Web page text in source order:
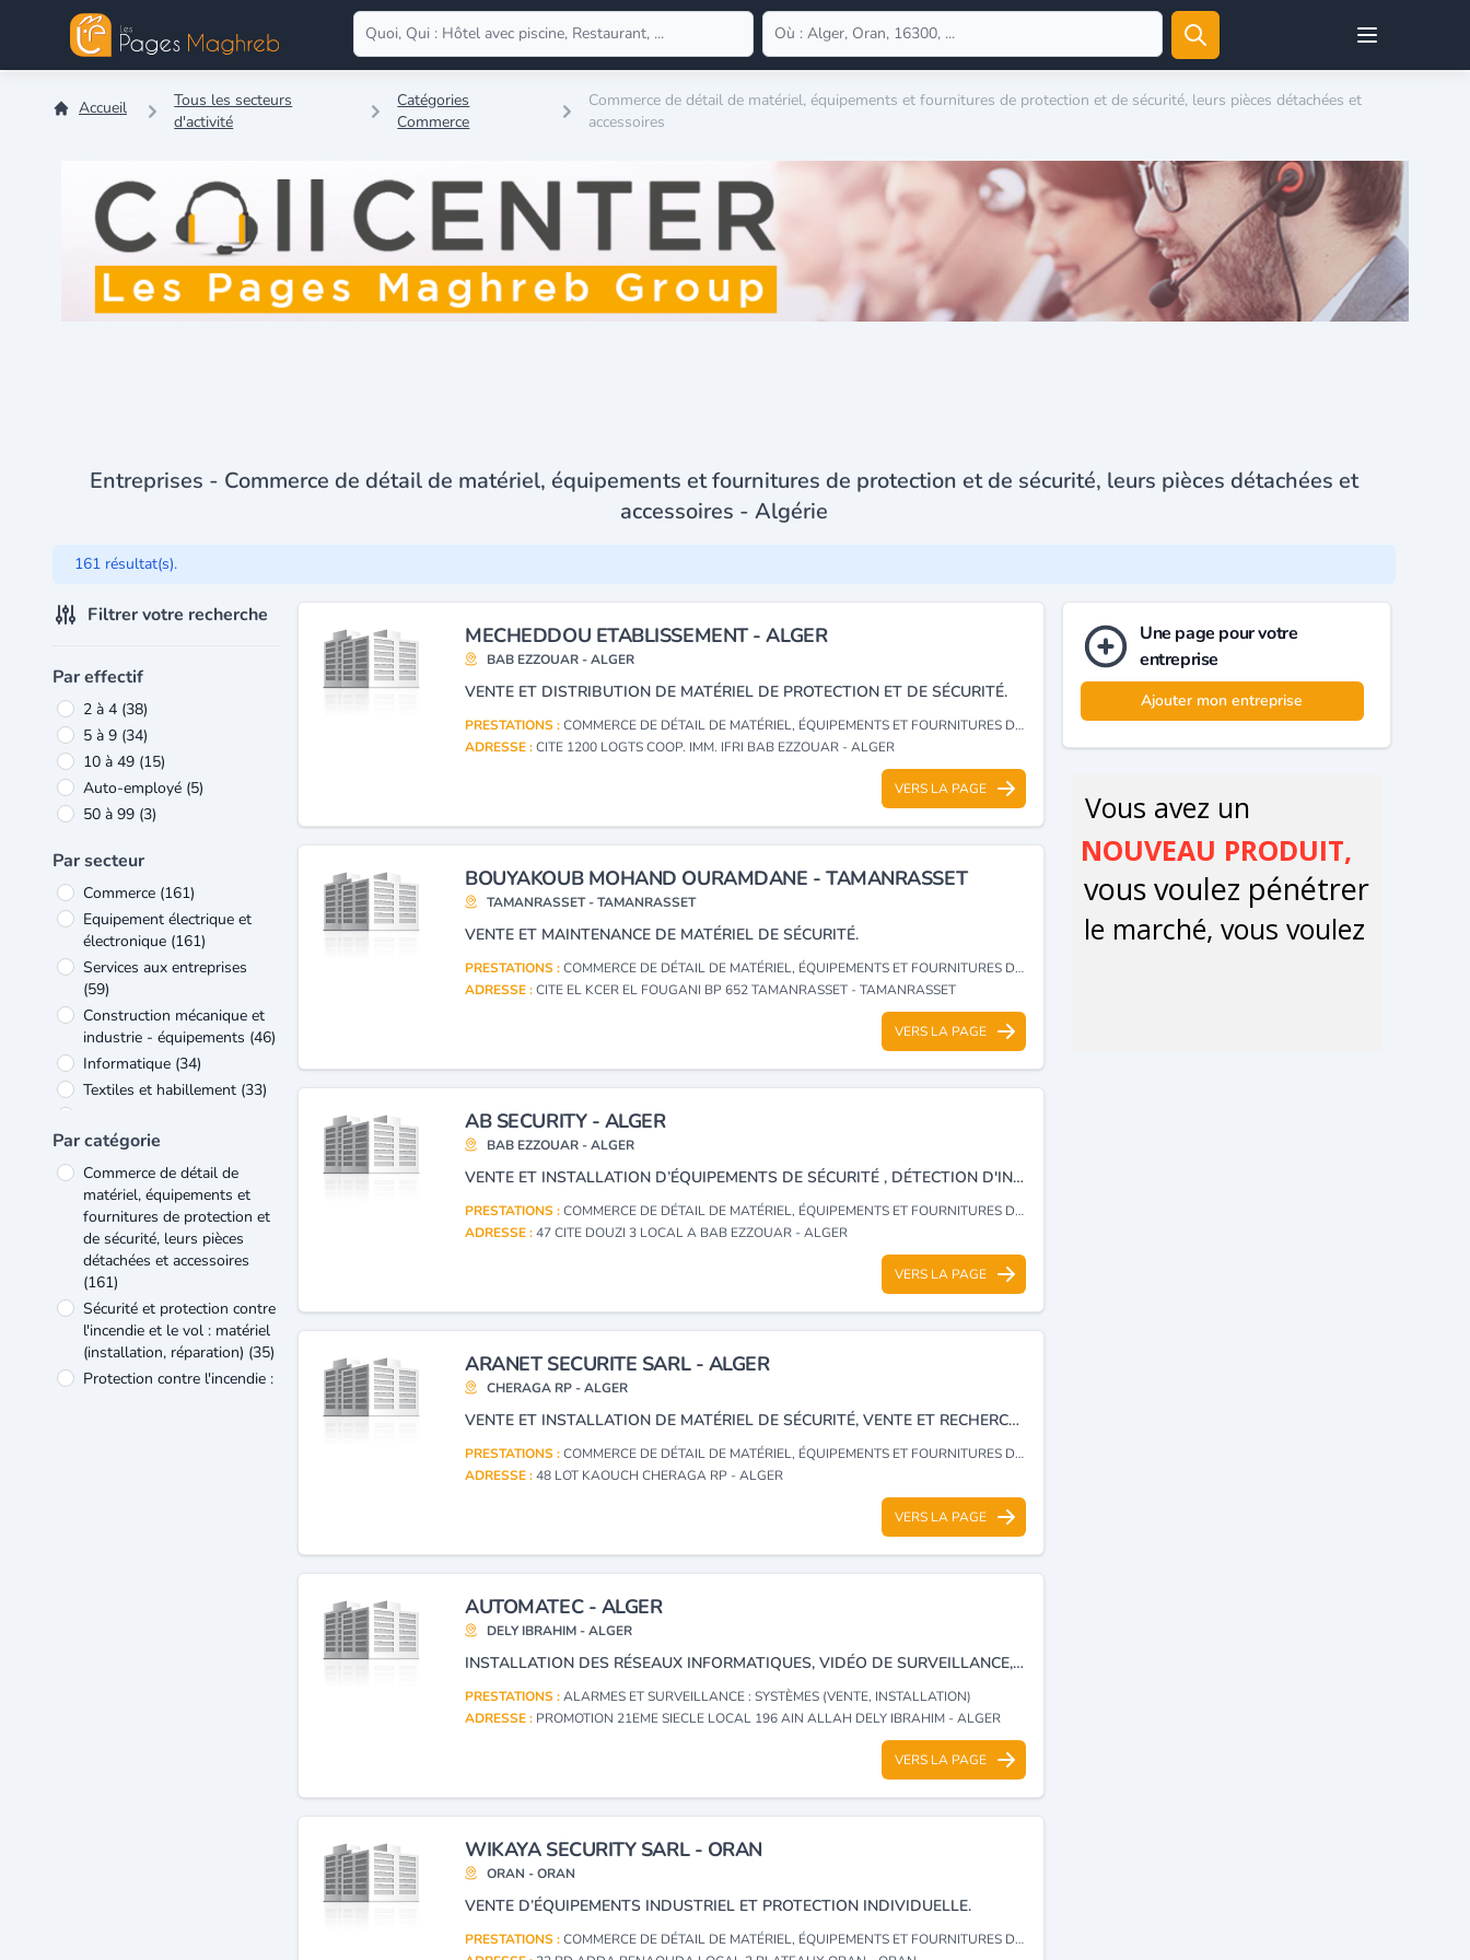
Open user menu
Accueil
Tous les secteurs
d'activité
Catégories
Commerce
Commerce de détail de matériel, équipements et fournitures de protection et de sécurité, leurs pièces détachées et
accessoires
Entreprises - Commerce de détail de matériel, équipements et fournitures de protection et de sécurité, leurs pièces détachées et
accessoires - Algérie
161 résultat(s).
Filtrer votre recherche
Par effectif
2 à 4 (38)
5 à 9 (34)
10 à 49 (15)
Auto-employé (5)
50 à 99 (3)
Par secteur
Commerce (161)
Equipement électrique et
électronique (161)
Services aux entreprises
(59)
Construction mécanique et
industrie - équipements (46)
Informatique (34)
Textiles et habillement (33)
Industrie des
télécommunications (17)
Autres(14)
Bâtiment et travaux publics
(7)
Par catégorie
Commerce de détail de
matériel, équipements et
fournitures de protection et
de sécurité, leurs pièces
détachées et accessoires
(161)
Sécurité et protection contre
l'incendie et le vol : matériel
(installation, réparation) (35)
Protection contre l'incendie :
MECHEDDOU ETABLISSEMENT - ALGER
BAB EZZOUAR - ALGER
VENTE ET DISTRIBUTION DE MATÉRIEL DE PROTECTION ET DE SÉCURITÉ.
PRESTATIONS :COMMERCE DE DÉTAIL DE MATÉRIEL, ÉQUIPEMENTS ET FOURNITURES DE PROTECTION ET DE SÉCURITÉ, LEURS PIÈCES DÉTACHÉES ET ACCESSOIRES
ADRESSE :CITE 1200 LOGTS COOP. IMM. IFRI BAB EZZOUAR - ALGER
VERS LA PAGE
BOUYAKOUB MOHAND OURAMDANE - TAMANRASSET
TAMANRASSET - TAMANRASSET
VENTE ET MAINTENANCE DE MATÉRIEL DE SÉCURITÉ.
PRESTATIONS :COMMERCE DE DÉTAIL DE MATÉRIEL, ÉQUIPEMENTS ET FOURNITURES DE PROTECTION ET DE SÉCURITÉ, LEURS PIÈCES DÉTACHÉES ET ACCESSOIRES
ADRESSE :CITE EL KCER EL FOUGANI BP 652 TAMANRASSET - TAMANRASSET
VERS LA PAGE
AB SECURITY - ALGER
BAB EZZOUAR - ALGER
VENTE ET INSTALLATION D’ÉQUIPEMENTS DE SÉCURITÉ , DÉTECTION D'INCENDIE ET EXTINCTION AUTOMATIQUE, CONTRÔLE D’ACCÈS ET SYSTÈME DE PASSAGE, INSTALLATION DES RÉSEAUX INFORMATIQUES, TÉLÉPHONIQUES ET ÉLECTRIQUES, SOLUTIONS MAISON.
PRESTATIONS :COMMERCE DE DÉTAIL DE MATÉRIEL, ÉQUIPEMENTS ET FOURNITURES DE PROTECTION ET DE SÉCURITÉ, LEURS PIÈCES DÉTACHÉES ET ACCESSOIRES
ADRESSE :47 CITE DOUZI 3 LOCAL A BAB EZZOUAR - ALGER
VERS LA PAGE
ARANET SECURITE SARL - ALGER
CHERAGA RP - ALGER
VENTE ET INSTALLATION DE MATÉRIEL DE SÉCURITÉ, VENTE ET RECHERCHE DES EXTINCTEURS
PRESTATIONS :COMMERCE DE DÉTAIL DE MATÉRIEL, ÉQUIPEMENTS ET FOURNITURES DE PROTECTION ET DE SÉCURITÉ, LEURS PIÈCES DÉTACHÉES ET ACCESSOIRES
ADRESSE :48 LOT KAOUCH CHERAGA RP - ALGER
VERS LA PAGE
AUTOMATEC - ALGER
DELY IBRAHIM - ALGER
INSTALLATION DES RÉSEAUX INFORMATIQUES, VIDÉO DE SURVEILLANCE, SYSTÈMES DE SÉCURITÉ, CONTRÔLE D’ACCÈS, AUTOMATISME, DÉTECTION INCENDIE ET SYSTÈMES D'ALARMES.
PRESTATIONS :ALARMES ET SURVEILLANCE : SYSTÈMES (VENTE, INSTALLATION)
ADRESSE : PROMOTION 21EME SIECLE LOCAL 196 AIN ALLAH DELY IBRAHIM - ALGER
VERS LA PAGE
WIKAYA SECURITY SARL - ORAN
ORAN - ORAN
VENTE D’ÉQUIPEMENTS INDUSTRIEL ET PROTECTION INDIVIDUELLE.
PRESTATIONS :COMMERCE DE DÉTAIL DE MATÉRIEL, ÉQUIPEMENTS ET FOURNITURES DE PROTECTION ET DE SÉCURITÉ, LEURS PIÈCES DÉTACHÉES ET ACCESSOIRES
Une page pour votre
entreprise
Ajouter mon entreprise